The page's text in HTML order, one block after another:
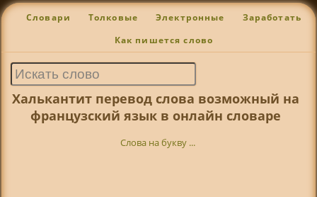
Словари Толковые Электронные Заработать
Как пишется слово
Халькантит перевод слова возможный на
французский язык в онлайн словаре
Слова на букву ...